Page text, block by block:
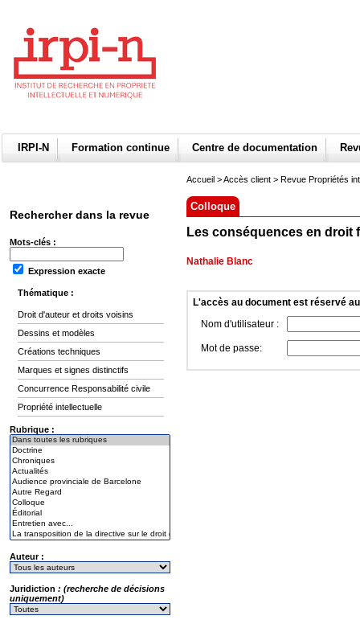
IRPI-N Formation continue Centre de documentation
Rechercher dans la revue
Mots-clés :
Expression exacte
Thématique :
Droit d'auteur et droits voisins
Dessins et modèles
Créations techniques
Marques et signes distinctifs
Concurrence Responsabilité civile
Propriété intellectuelle
Rubrique :
Auteur :
Juridiction : (recherche de décisions
uniquement)
Accueil >Accès client > Revue Propriétés
Colloque
Les conséquences en droit
Nathalie Blanc
L'accès au document est réservé
Nom d'utilisateur :
Mot de passe: